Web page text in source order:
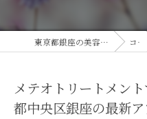
東京都銀座の美容室ならWISTERIA PLUS 1 コラム
メテオトリートメン
都中央区銀座の最新